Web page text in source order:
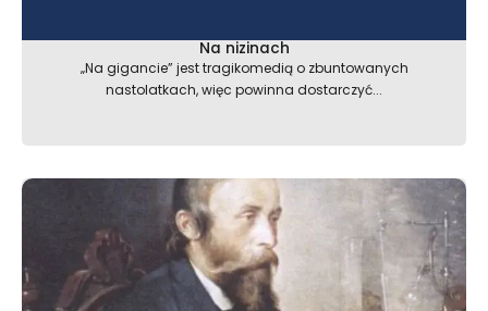
Na nizinach
„Na gigancie” jest tragikomedią o zbuntowanych
nastolatkach, więc powinna dostarczyć...